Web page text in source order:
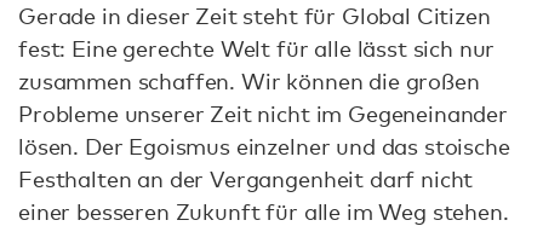
Gerade in dieser Zeit steht für Global Citizen
fest: Eine gerechte Welt für alle lässt sich nur
zusammen schaffen. Wir können die großen
Probleme unserer Zeit nicht im Gegeneinander
lösen. Der Egoismus einzelner und das stoische
Festhalten an der Vergangenheit darf nicht
einer besseren Zukunft für alle im Weg stehen.